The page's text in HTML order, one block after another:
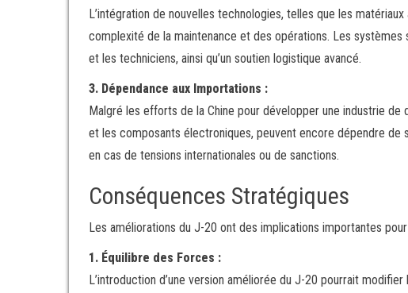
L’intégration de nouvelles technologies, telles que les
complexité de la maintenance et des opérations. Les
et les techniciens, ainsi qu’un soutien logistique avancé.
3. Dépendance aux Importations :
Malgré les efforts de la Chine pour développer une industrie
et les composants électroniques, peuvent encore dépendre
en cas de tensions internationales ou de sanctions.
Conséquences Stratégiques
Les améliorations du J-20 ont des implications importantes
1. Équilibre des Forces :
L’introduction d’une version améliorée du J-20 pourrait